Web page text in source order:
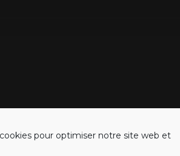
pour optimiser notre site web et